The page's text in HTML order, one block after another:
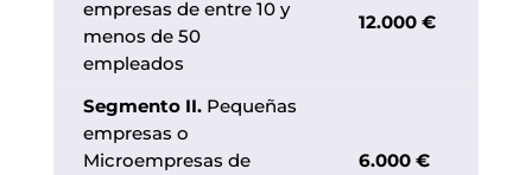
empresas de entre 10 y
menos de 50
empleados
12.000 €
Segmento II.Pequeñas
empresas o
Microempresas de
6.000 €